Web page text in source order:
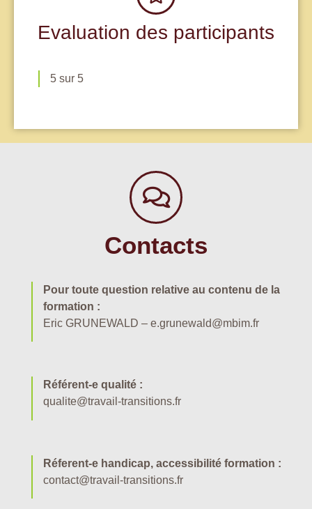
Evaluation des participants
5 sur 5
Contacts
Pour toute question relative au contenu de la
formation :
Eric GRUNEWALD – e.grunewald@mbim.fr
Référent-e qualité :
qualite@travail-transitions.fr
Réferent-e handicap, accessibilité formation :
contact@travail-transitions.fr